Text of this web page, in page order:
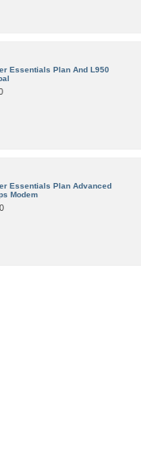
Essentials Plan And L950
Essentials Plan Advanced
Modem